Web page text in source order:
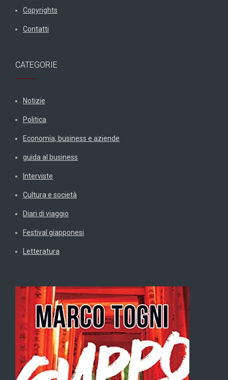
Copyrights
Contatti
CATEGORIE
Notizie
Politica
Economia, business e aziende
guida al business
Interviste
Cultura e società
Diari di viaggio
Festival giapponesi
Letteratura